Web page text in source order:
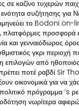
σε καζίνο τυχερών
συζήτησης για
το Bodoni on-
προσφορά
και γενναιόδωρος
γκρι
επιλογών από
ποτέ ραβδί Sir
οικονομικά για να
πρόγραμμα ‘s
νωρίτερα